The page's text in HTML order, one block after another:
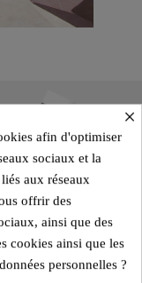
×
afin d'optimiser
sociaux et la
aux réseaux
offrir des
ainsi que des
cookies ainsi que les
personnelles ?